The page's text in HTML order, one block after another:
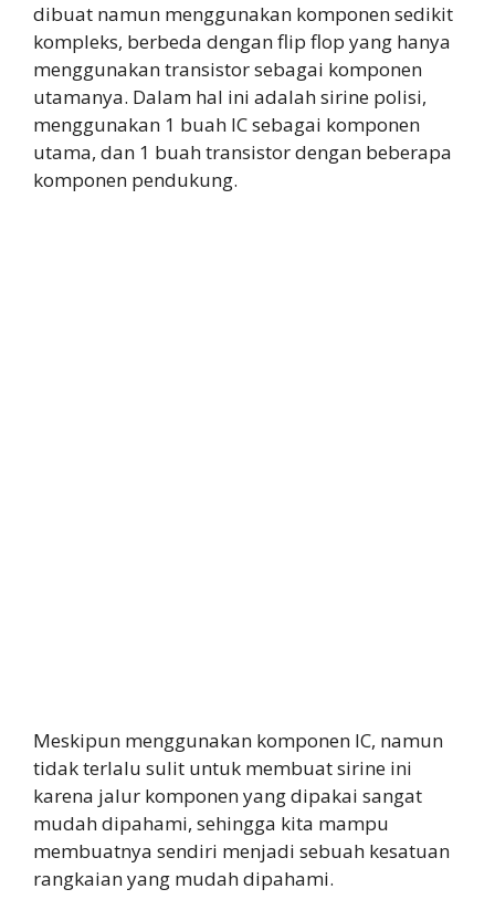
dibuat namun menggunakan komponen sedikit
kompleks, berbeda dengan flip flop yang hanya
menggunakan transistor sebagai komponen
utamanya. Dalam hal ini adalah sirine polisi,
menggunakan 1 buah IC sebagai komponen
utama, dan 1 buah transistor dengan beberapa
komponen pendukung.
Meskipun menggunakan komponen IC, namun
tidak terlalu sulit untuk membuat sirine ini
karena jalur komponen yang dipakai sangat
mudah dipahami, sehingga kita mampu
membuatnya sendiri menjadi sebuah kesatuan
rangkaian yang mudah dipahami.